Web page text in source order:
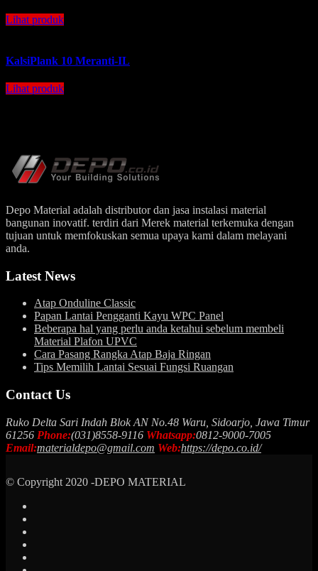
Lihat produk
KalsiPlank 10 Meranti-IL
Lihat produk
Depo Material adalah distributor dan jasa instalasi material
bangunan inovatif. terdiri dari Merek material terkemuka dengan
tujuan untuk memfokuskan semua upaya kami dalam melayani
anda.
Latest News
Atap Onduline Classic
Papan Lantai Pengganti Kayu WPC Panel
Beberapa hal yang perlu anda ketahui sebelum membeli
Material Plafon UPVC
Cara Pasang Rangka Atap Baja Ringan
Tips Memilih Lantai Sesuai Fungsi Ruangan
Contact Us
Ruko Delta Sari Indah Blok AN No.48 Waru, Sidoarjo, Jawa Timur
61256 Phone:(031)8558-9116 Whatsapp:0812-9000-7005
Email:materialdepo@gmail.com Web:https://depo.co.id/
© Copyright 2020 -DEPO MATERIAL